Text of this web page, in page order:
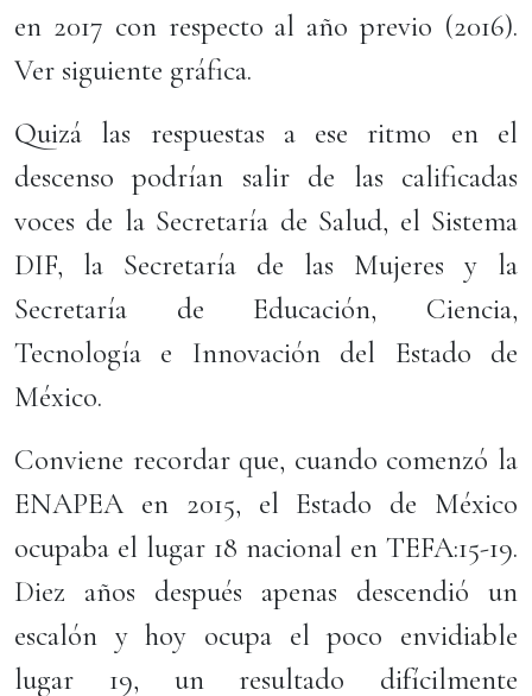
en 2017 con respecto al año previo (2016).
Ver siguiente gráfica.
Quizá las respuestas a ese ritmo en el
descenso podrían salir de las calificadas
voces de la Secretaría de Salud, el Sistema
DIF, la Secretaría de las Mujeres y la
Secretaría de Educación, Ciencia,
Tecnología e Innovación del Estado de
México.
Conviene recordar que, cuando comenzó la
ENAPEA en 2015, el Estado de México
ocupaba el lugar 18 nacional en TEFA:15-19.
Diez años después apenas descendió un
escalón y hoy ocupa el poco envidiable
lugar 19, un resultado difícilmente